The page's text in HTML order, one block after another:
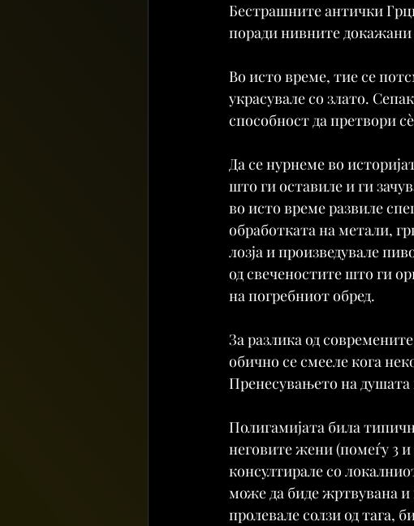
Бестрашните антички
поради нивните
Во исто време, тие се
украсувале со злато.
способност да претвори
Да се ​​нурнеме во
што ги оставиле и ги
во исто време развиле
обработката на метали,
лозја и произведувале
од свеченостите што ги
на погребниот обред.
За разлика од
обично се смееле кога
Пренесувањето на душата
Полигамијата била
неговите жени (помеѓу 3 и
консултирале со
може да биде жртвувана и
пролевале солзи од тага,